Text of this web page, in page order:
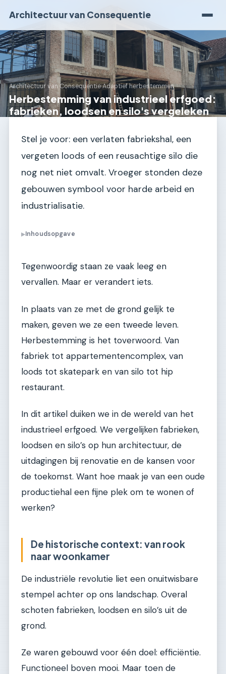
Architectuur van Consequentie
Architectuur van Consequentie›Adaptief herbestemmen
Herbestemming van industrieel erfgoed:
fabrieken, loodsen en silo's vergeleken
Stel je voor: een verlaten fabriekshal, een
vergeten loods of een reusachtige silo die
nog net niet omvalt. Vroeger stonden deze
gebouwen symbool voor harde arbeid en
industrialisatie.
▶Inhoudsopgave
Tegenwoordig staan ze vaak leeg en
vervallen. Maar er verandert iets.
In plaats van ze met de grond gelijk te
maken, geven we ze een tweede leven.
Herbestemming is het toverwoord. Van
fabriek tot appartementencomplex, van
loods tot skatepark en van silo tot hip
restaurant.
In dit artikel duiken we in de wereld van het
industrieel erfgoed. We vergelijken fabrieken,
loodsen en silo’s op hun architectuur, de
uitdagingen bij renovatie en de kansen voor
de toekomst. Want hoe maak je van een oude
productiehal een fijne plek om te wonen of
werken?
De historische context: van rook
naar woonkamer
De industriële revolutie liet een onuitwisbare
stempel achter op ons landschap. Overal
schoten fabrieken, loodsen en silo’s uit de
grond.
Ze waren gebouwd voor één doel: efficiëntie.
Functioneel boven mooi. Maar toen de